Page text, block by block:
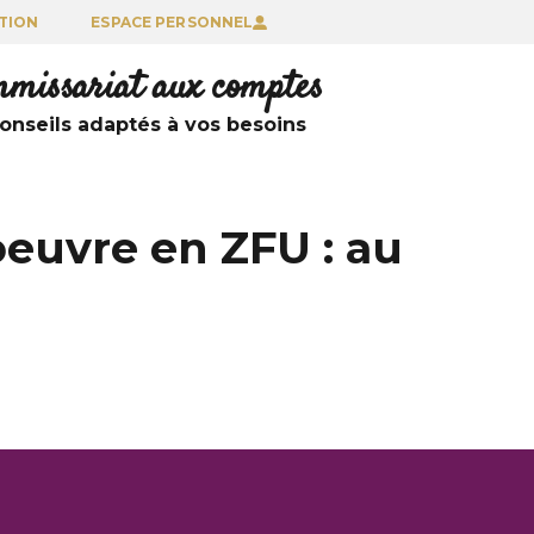
ESPACE PERSONNEL
aux comptes
adaptés à vos besoins
en ZFU : au